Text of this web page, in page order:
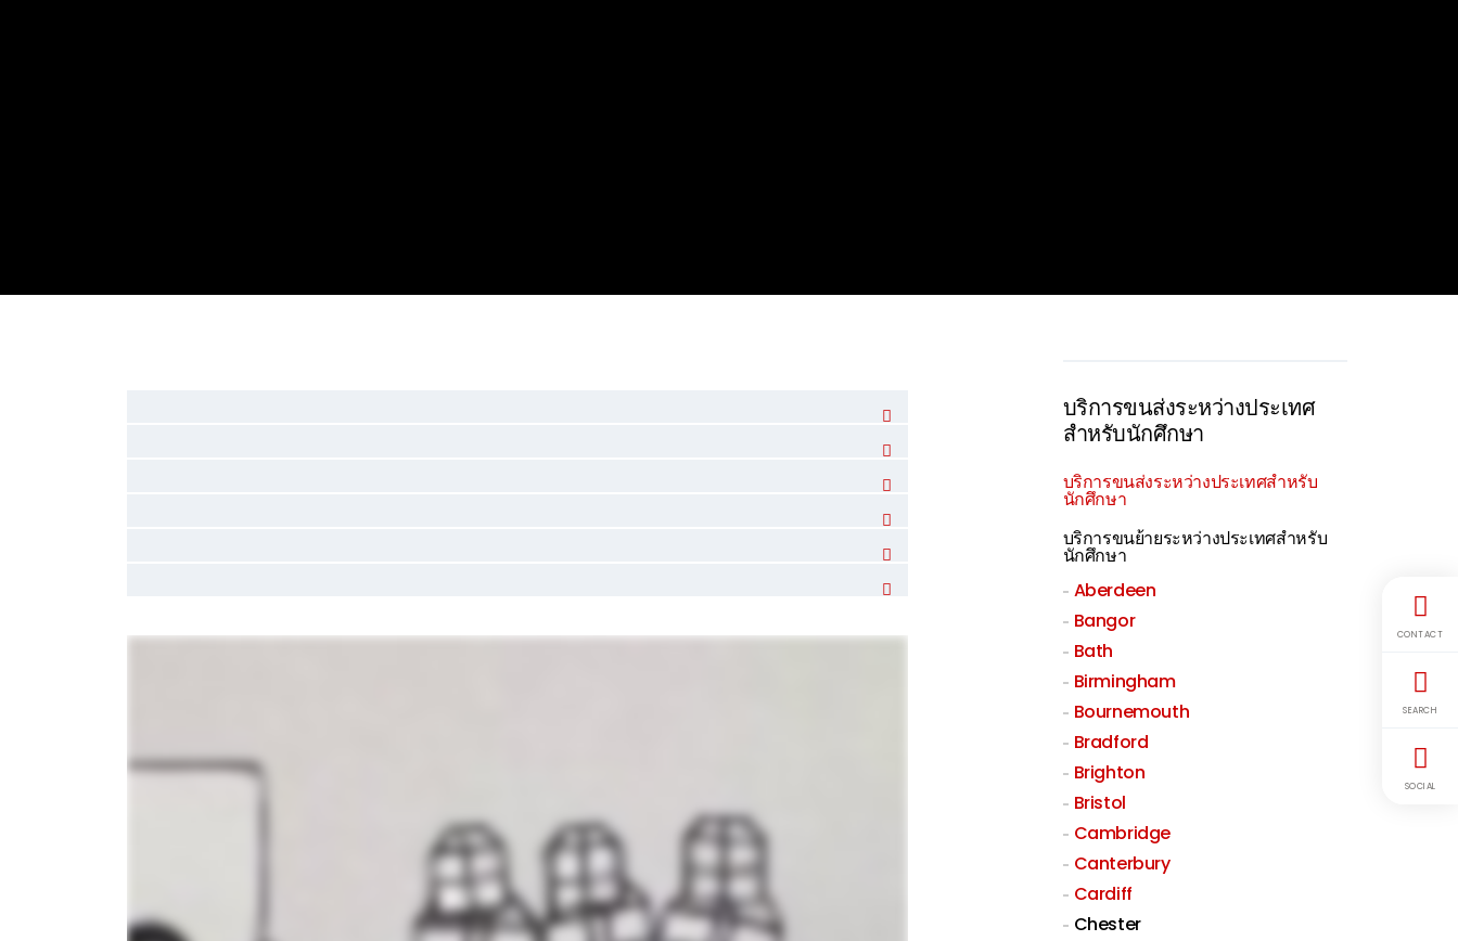
บริการขนส่งระหว่างประเทศ
สำหรับนักศึกษา
บริการขนส่งระหว่างประเทศสำหรับ
นักศึกษา
บริการขนย้ายระหว่างประเทศสำหรับ
นักศึกษา
Aberdeen
Bangor
Bath
Birmingham
Bournemouth
Bradford
Brighton
Bristol
Cambridge
Canterbury
Cardiff
Chester
CONTACT
SEARCH
SOCIAL